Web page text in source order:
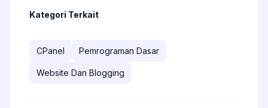
Kategori Terkait
CPanel Pemrograman Dasar
Website Dan Blogging